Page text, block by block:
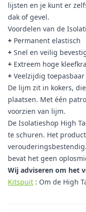
lijsten en je kunt er
dak of gevel.
Voordelen van de
+ Permanent elastisch
+ Snel en veilig
+ Extreem hoge
+ Veelzijdig toepasbaar
De lijm zit in kokers,
plaatsen. Met één
voorzien van lijm.
De Isolatieshop High
te schuren. Het
bevat het geen
Wij adviseren om het
Kitspuit : Om de High